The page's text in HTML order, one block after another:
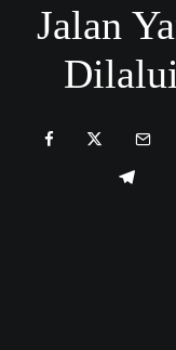
Jalan
Dilalui